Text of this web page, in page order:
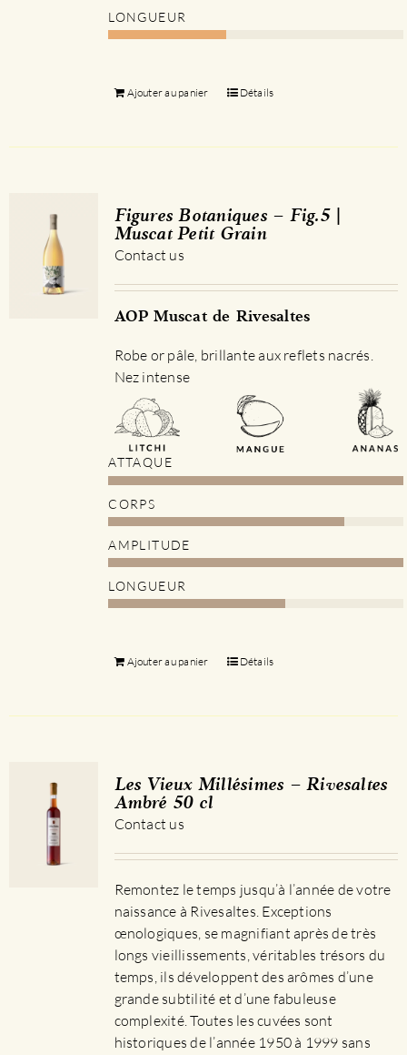
LONGUEUR
Ajouter au panier Détails
Figures Botaniques – Fig.5 |
Muscat Petit Grain
Contact us
AOP Muscat de Rivesaltes
Robe or pâle, brillante aux reflets nacrés.
Nez intense
ATTAQUE
CORPS
AMPLITUDE
LONGUEUR
Ajouter au panier Détails
Les Vieux Millésimes – Rivesaltes
Ambré 50 cl
Contact us
Remontez le temps jusqu’à l’année de votre
naissance à Rivesaltes. Exceptions
œnologiques, se magnifiant après de très
longs vieillissements, véritables trésors du
temps, ils développent des arômes d’une
grande subtilité et d’une fabuleuse
complexité. Toutes les cuvées sont
historiques de l’année 1950 à 1999 sans